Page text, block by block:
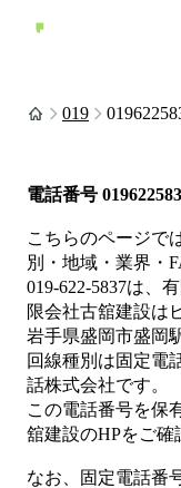
019
電話番号
こちらのページで
別・地域・業界・
019-622-5837は、
限会社古舘建設は
岩手県盛岡市盛岡
回線種別は固定電
話株式会社です。
この電話番号を保
舘建設のHPをご確
なお、固定電話番